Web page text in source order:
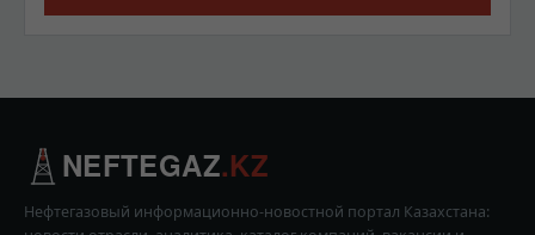
NEFTEGAZ.KZ
Нефтегазовый информационно-новостной портал Казахстана: